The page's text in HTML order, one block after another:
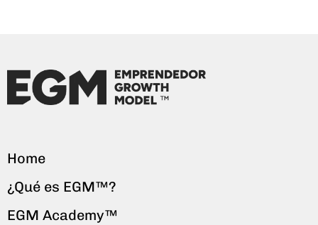
Home
¿Qué es EGM™?
EGM Academy™